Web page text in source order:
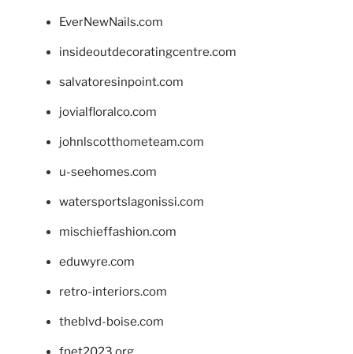
EverNewNails.com
insideoutdecoratingcentre.com
salvatoresinpoint.com
jovialfloralco.com
johnlscotthometeam.com
u-seehomes.com
watersportslagonissi.com
mischieffashion.com
eduwyre.com
retro-interiors.com
theblvd-boise.com